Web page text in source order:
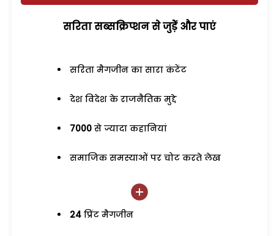
सरिता सब्सक्रिप्शन से जुड़ेें और पाएं
सरिता मैगजीन का सारा कंटेंट
देश विदेश के राजनैतिक मुद्दे
7000 से ज्यादा कहानियां
समाजिक समस्याओं पर चोट करते लेख
24 प्रिंट मैगजीन